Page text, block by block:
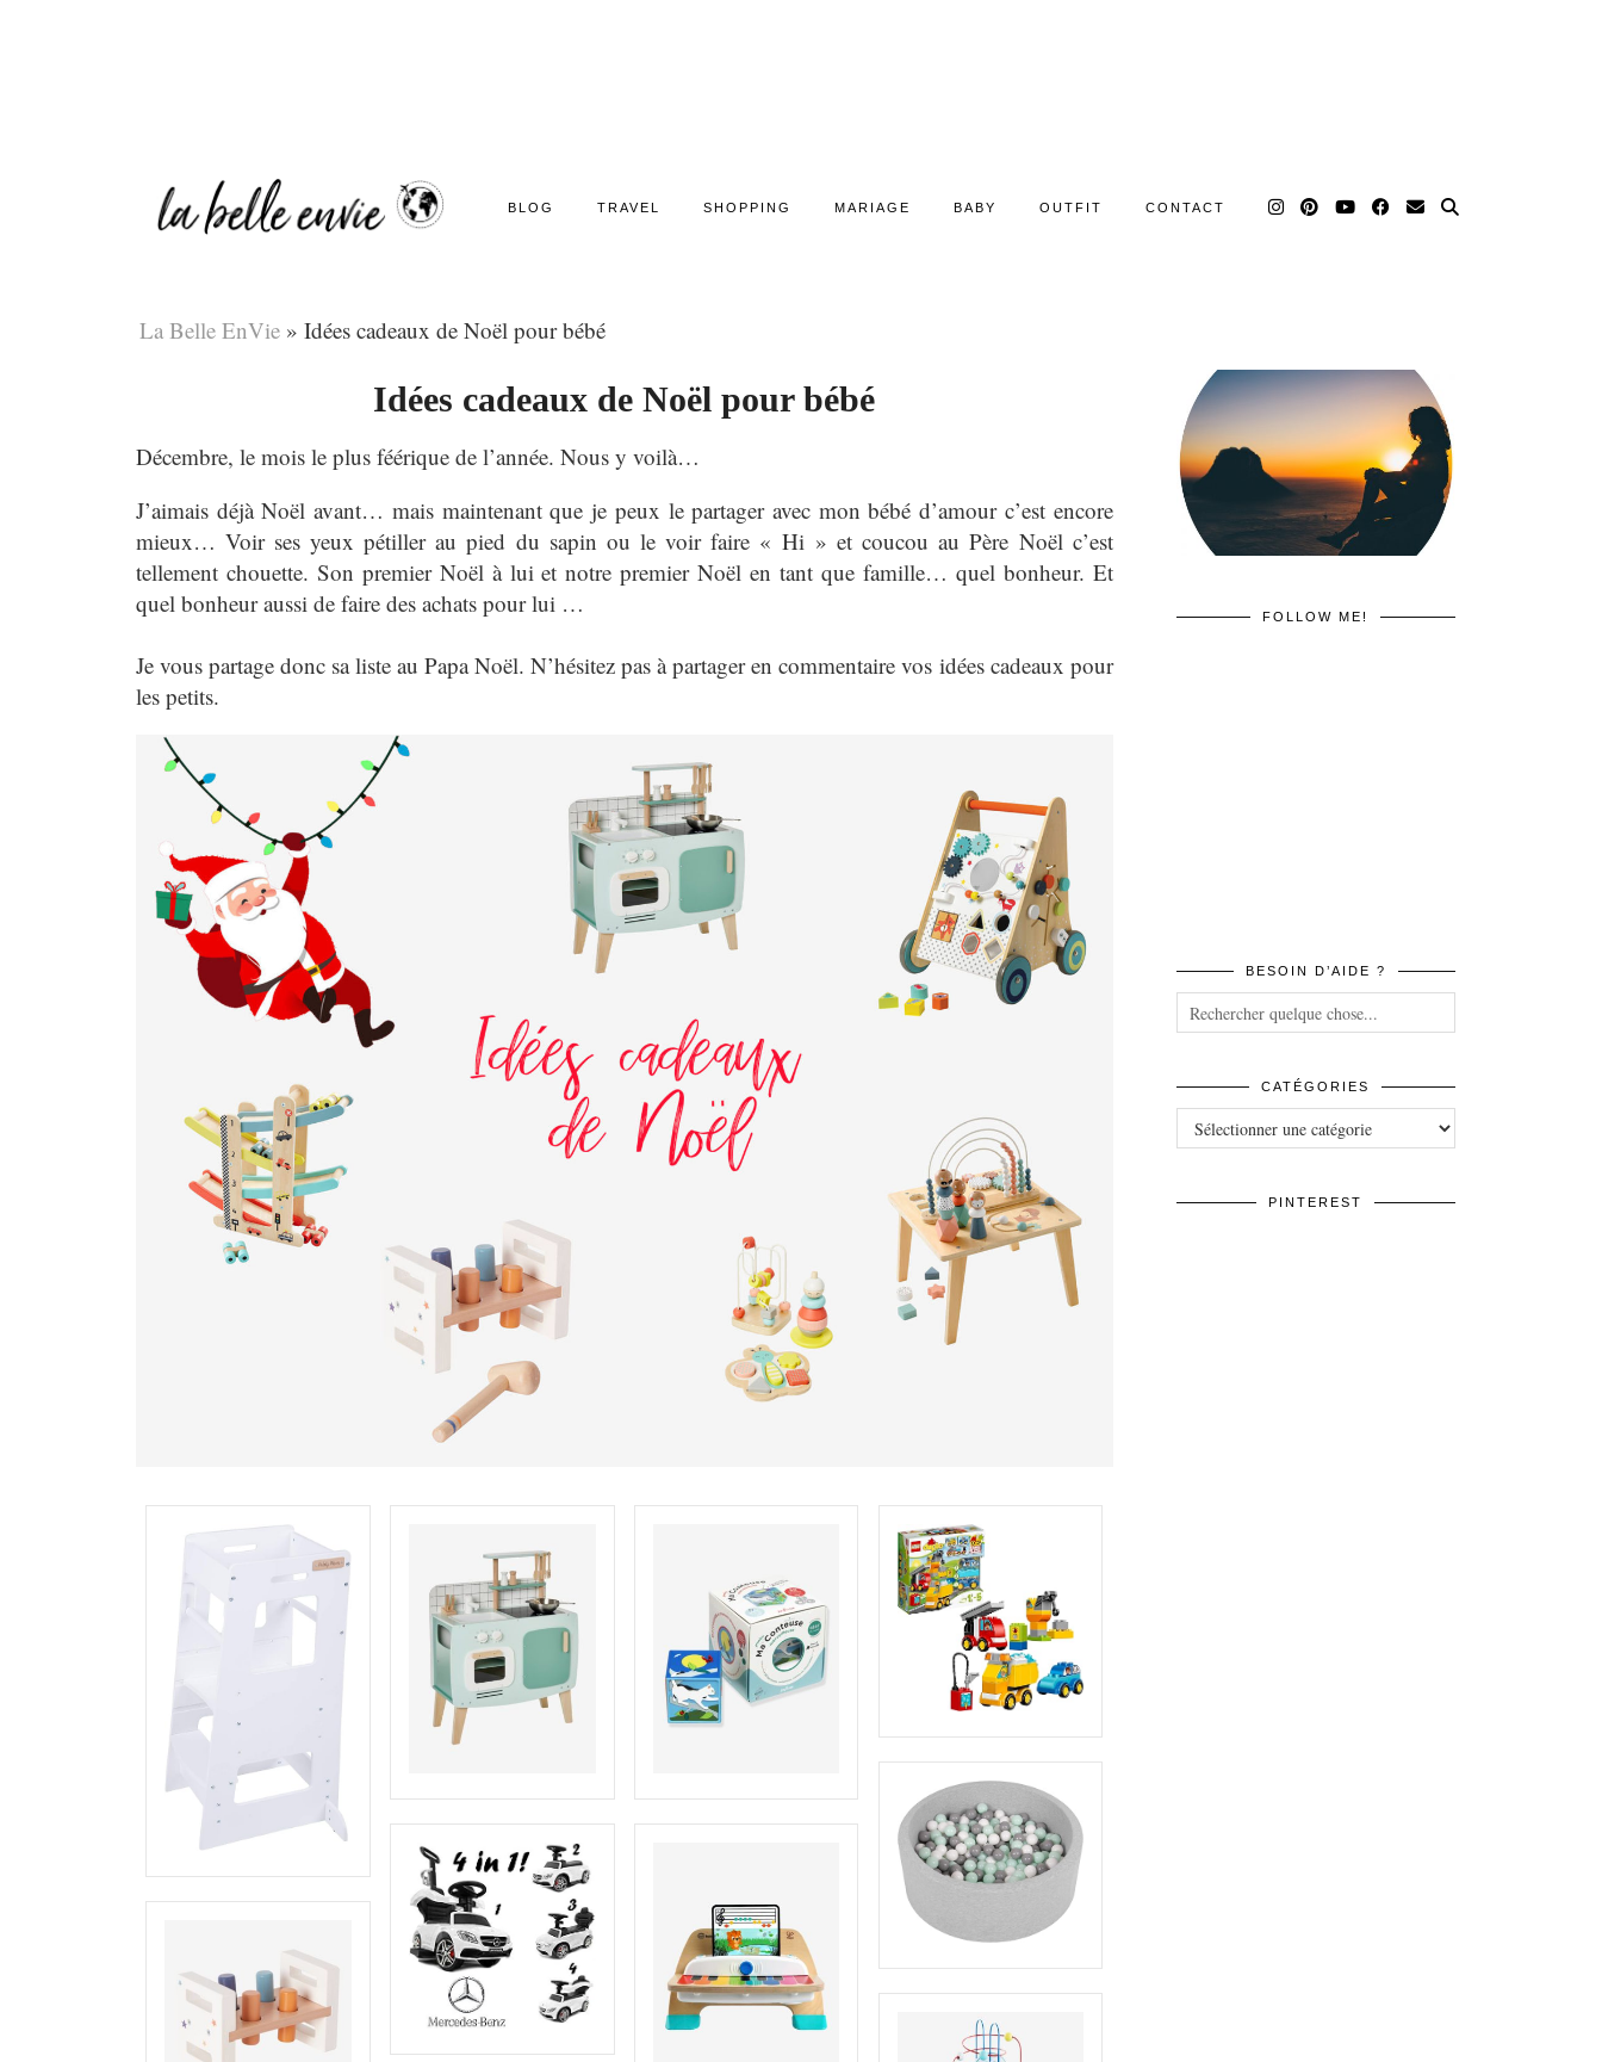
BLOG TRAVEL SHOPPING MARIAGE BABY OUTFIT CONTACT
La Belle EnVie » Idées cadeaux de Noël pour bébé
Idées cadeaux de Noël pour bébé
Décembre, le mois le plus féérique de l’année. Nous y voilà…
J’aimais déjà Noël avant… mais maintenant que je peux le partager avec mon bébé d’amour c’est encore
mieux… Voir ses yeux pétiller au pied du sapin ou le voir faire « Hi » et coucou au Père Noël c’est
tellement chouette. Son premier Noël à lui et notre premier Noël en tant que famille… quel bonheur. Et
quel bonheur aussi de faire des achats pour lui …
Je vous partage donc sa liste au Papa Noël. N’hésitez pas à partager en commentaire vos idées cadeaux pour
les petits.
FOLLOW ME!
BESOIN D’AIDE ?
CATÉGORIES
Catégories
PINTEREST